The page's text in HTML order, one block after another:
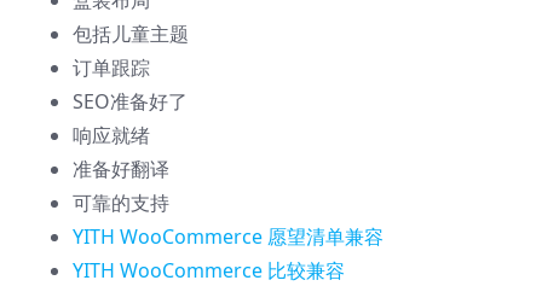
包括儿童主题
订单跟踪
SEO准备好了
响应就绪
准备好翻译
可靠的支持
YITH WooCommerce 愿望清单兼容
YITH WooCommerce 比较兼容